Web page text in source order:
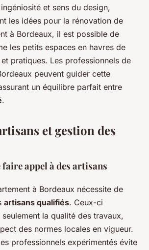
et sens du design,
les idées pour la rénovation de
à Bordeaux, il est possible de
les petits espaces en havres de
pratiques. Les professionnels de
peuvent guider cette
un équilibre parfait entre
.
et gestion des
appel à des artisans
à Bordeaux nécessite de
artisans qualifiés. Ceux-ci
la qualité des travaux,
des normes locales en vigueur.
professionnels expérimentés évite